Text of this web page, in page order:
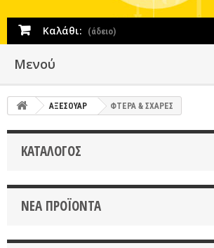
Καλάθι: (άδειο)
Μενού
ΑΞΕΣΟΥΑΡ ΦΤΕΡΑ & ΣΧΑΡΕΣ
ΚΑΤΆΛΟΓΟΣ
ΝΈΑ ΠΡΟΪΌΝΤΑ